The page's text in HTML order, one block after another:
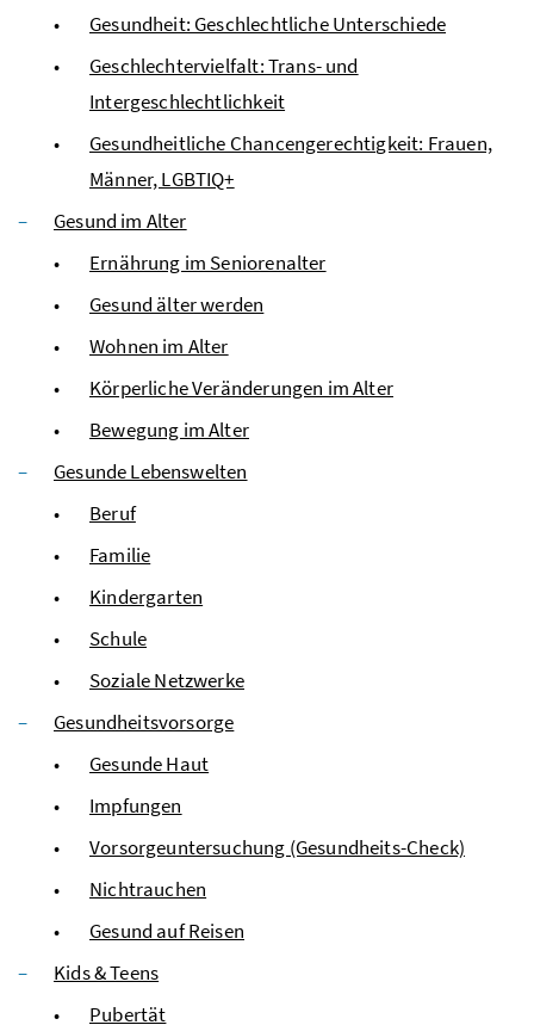
Gesundheit: Geschlechtliche Unterschiede
Geschlechtervielfalt: Trans- und
Intergeschlechtlichkeit
Gesundheitliche Chancengerechtigkeit: Frauen,
Männer, LGBTIQ+
Gesund im Alter
Ernährung im Seniorenalter
Gesund älter werden
Wohnen im Alter
Körperliche Veränderungen im Alter
Bewegung im Alter
Gesunde Lebenswelten
Beruf
Familie
Kindergarten
Schule
Soziale Netzwerke
Gesundheitsvorsorge
Gesunde Haut
Impfungen
Vorsorgeuntersuchung (Gesundheits-Check)
Nichtrauchen
Gesund auf Reisen
Kids & Teens
Pubertät